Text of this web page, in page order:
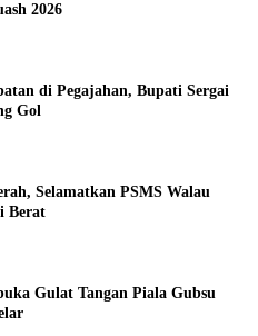
2026
di Pegajahan, Bupati Sergai
Gol
Selamatkan PSMS Walau
Berat
Gulat Tangan Piala Gubsu